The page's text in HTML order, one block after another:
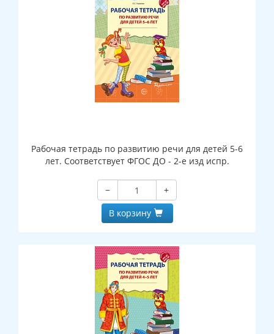
Рабочая тетрадь по развитию речи для детей 5-6
лет. Соответствует ФГОС ДО - 2-е изд испр.
−
+
В корзину